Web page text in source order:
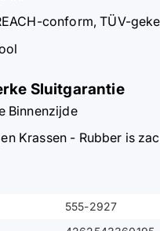
conform, TÜV-
Sluitgarantie
Binnenzijde
Krassen - Rubber is
555-2927